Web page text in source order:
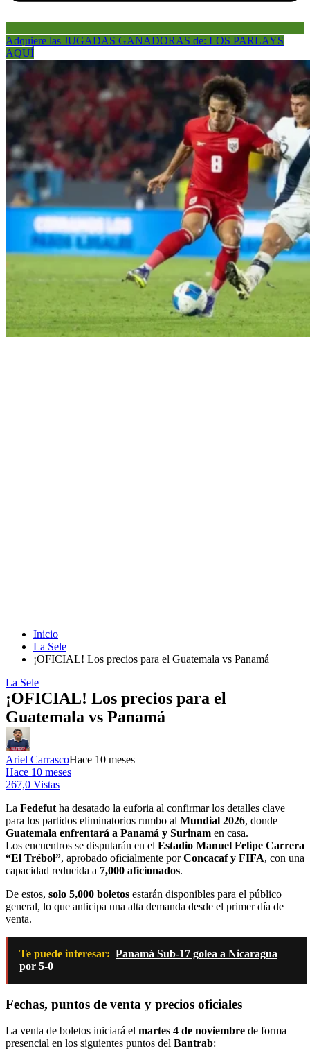
Adquiere las JUGADAS GANADORAS de: LOS PARLAYS
AQUÍ
Inicio
La Sele
¡OFICIAL! Los precios para el Guatemala vs Panamá
La Sele
¡OFICIAL! Los precios para el
Guatemala vs Panamá
Ariel CarrascoHace 10 meses
Hace 10 meses
267,0 Vistas
La Fedefut ha desatado la euforia al confirmar los detalles clave
para los partidos eliminatorios rumbo al Mundial 2026, donde
Guatemala enfrentará a Panamá y Surinam en casa.
Los encuentros se disputarán en el Estadio Manuel Felipe Carrera
“El Trébol”, aprobado oficialmente porConcacaf y FIFA, con una
capacidad reducida a 7,000 aficionados.
De estos, solo 5,000 boletos estarán disponibles para el público
general, lo que anticipa una alta demanda desde el primer día de
venta.
Te puede interesar: Panamá Sub-17 golea a Nicaragua
por 5-0
Fechas, puntos de venta y precios oficiales
La venta de boletos iniciará el martes 4 de noviembre de forma
presencial en los siguientes puntos del Bantrab: